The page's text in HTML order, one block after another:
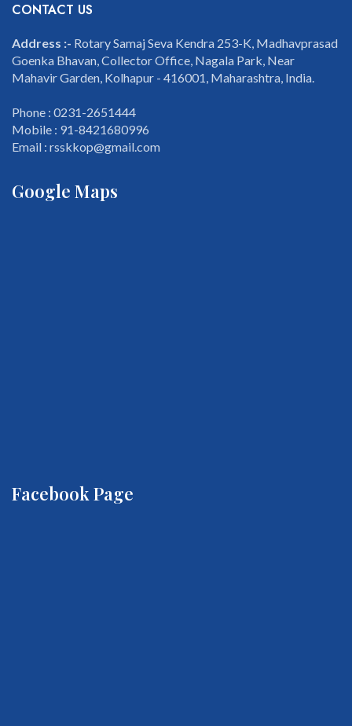
CONTACT US
Address :- Rotary Samaj Seva Kendra 253-K, Madhavprasad
Goenka Bhavan, Collector Office, Nagala Park, Near
Mahavir Garden, Kolhapur - 416001, Maharashtra, India.
Phone : 0231-2651444
Mobile : 91-8421680996
Email : rsskkop@gmail.com
Google Maps
Facebook Page